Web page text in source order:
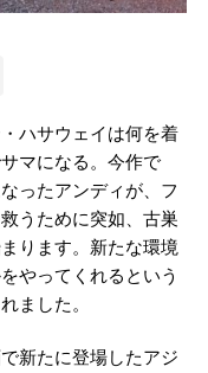
ハサウェイは何を着
マになる。今作で
ったアンディが、フ
うために突如、古巣
ります。新たな環境
やってくれるという
ました。
新たに登場したアジ